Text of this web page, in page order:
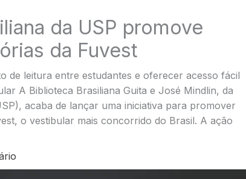
da USP promove
da Fuvest
de leitura entre estudantes e oferecer acesso fácil
A Biblioteca Brasiliana Guita e José Mindlin, da
acaba de lançar uma iniciativa para promover
o vestibular mais concorrido do Brasil. A ação